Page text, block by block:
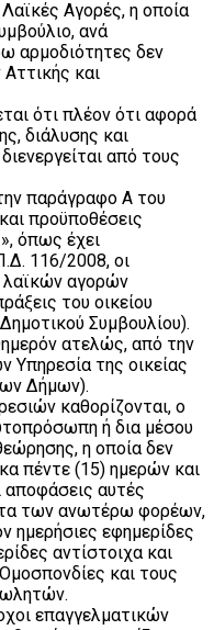
Αγορές, η οποία
ανά
αρμοδιότητες δεν
και
ότι πλέον ότι αφορά
διάλυσης και
από τους
παράγραφο Α του
προϋποθέσεις
όπως έχει
116/2008, οι
λαϊκών αγορών
του οικείου
Συμβουλίου).
ατελώς, από την
Υπηρεσία της οικείας
Δήμων).
καθορίζονται, ο
ή δια μέσου
η οποία δεν
πέντε (15) ημερών και
αποφάσεις αυτές
των ανωτέρω φορέων,
ημερήσιες εφημερίδες
αντίστοιχα και
και τους
επαγγελματικών